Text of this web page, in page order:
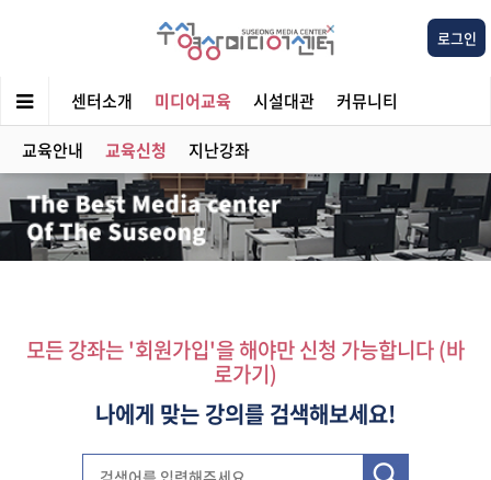
로그인
센터소개 미디어교육 시설대관 커뮤니티
교육안내 교육신청 지난강좌
모든 강좌는 '회원가입'을 해야만 신청 가능합니다 (바
로가기)
나에게 맞는 강의를 검색해보세요!